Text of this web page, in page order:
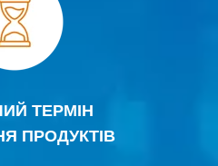
ТЕРМІН
ПРОДУКТІВ